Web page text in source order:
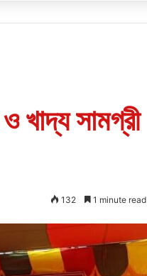
খাদ্য সামগ্রী
132 1 minute read